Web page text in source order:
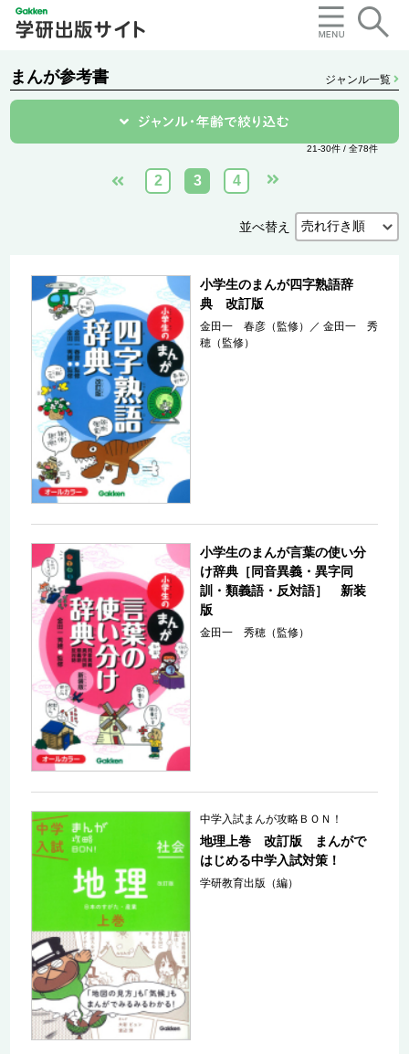
まんが参考書 ジャンル一覧
21-30件 / 全78件
2 3 4
並べ替え
小学生のまんが四字熟語辞
典 改訂版
金田一 春彦（監修） ／金田一 秀
穂（監修）
小学生のまんが言葉の使い分
け辞典［同音異義・異字同
訓・類義語・反対語］ 新装
版
金田一 秀穂（監修）
中学入試まんが攻略ＢＯＮ！
地理上巻 改訂版 まんがで
はじめる中学入試対策！
学研教育出版（編）